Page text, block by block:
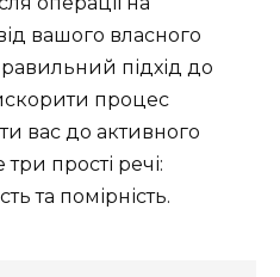
вашого власного
підхід до
процес
вас до активного
прості речі:
та помірність.